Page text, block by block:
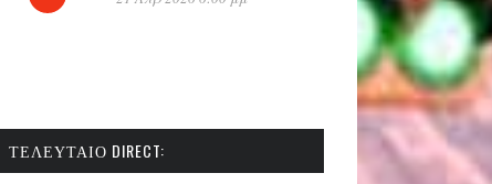
ΤΕΛΕΥΤΑΊΟ DIRECT: